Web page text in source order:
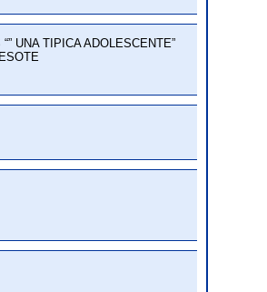
UNA TIPICA ADOLESCENTE”